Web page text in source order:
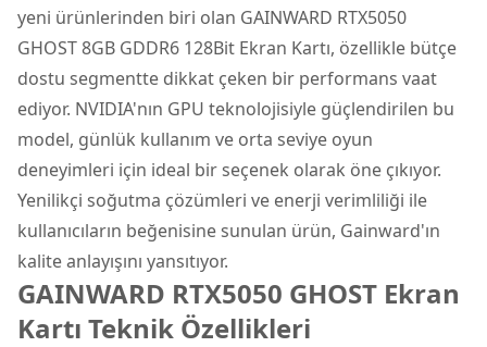
yeni ürünlerinden biri olan GAINWARD RTX5050
GHOST 8GB GDDR6 128Bit Ekran Kartı, özellikle bütçe
dostu segmentte dikkat çeken bir performans vaat
ediyor. NVIDIA'nın GPU teknolojisiyle güçlendirilen bu
model, günlük kullanım ve orta seviye oyun
deneyimleri için ideal bir seçenek olarak öne çıkıyor.
Yenilikçi soğutma çözümleri ve enerji verimliliği ile
kullanıcıların beğenisine sunulan ürün, Gainward'ın
kalite anlayışını yansıtıyor.
GAINWARD RTX5050 GHOST Ekran
Kartı Teknik Özellikleri